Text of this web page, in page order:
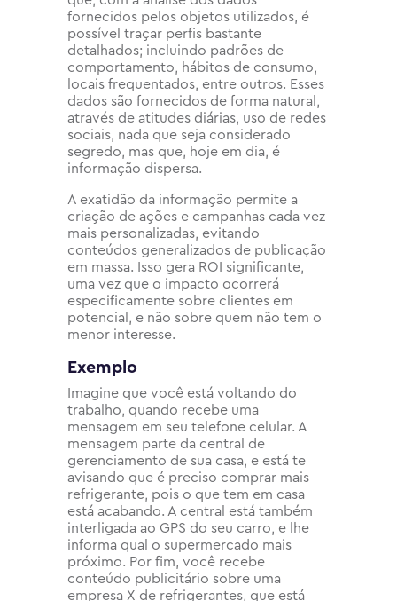
fornecidos pelos objetos utilizados, é
possível traçar perfis bastante
detalhados; incluindo padrões de
comportamento, hábitos de consumo,
locais frequentados, entre outros. Esses
dados são fornecidos de forma natural,
através de atitudes diárias, uso de redes
sociais, nada que seja considerado
segredo, mas que, hoje em dia, é
informação dispersa.
A exatidão da informação permite a
criação de ações e campanhas cada vez
mais personalizadas, evitando
conteúdos generalizados de publicação
em massa. Isso gera ROI significante,
uma vez que o impacto ocorrerá
especificamente sobre clientes em
potencial, e não sobre quem não tem o
menor interesse.
Exemplo
Imagine que você está voltando do
trabalho, quando recebe uma
mensagem em seu telefone celular. A
mensagem parte da central de
gerenciamento de sua casa, e está te
avisando que é preciso comprar mais
refrigerante, pois o que tem em casa
está acabando. A central está também
interligada ao GPS do seu carro, e lhe
informa qual o supermercado mais
próximo. Por fim, você recebe
conteúdo publicitário sobre uma
empresa X de refrigerantes, que está